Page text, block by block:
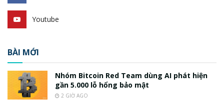
Youtube
BÀI MỚI
Nhóm Bitcoin Red Team dùng AI phát hiện
gần 5.000 lỗ hổng bảo mật
2 GIỜ AGO